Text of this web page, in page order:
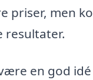
priser, men
resultater.
en god